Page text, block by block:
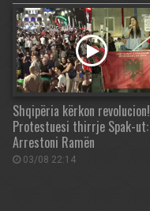
Shqipëria kërkon revolucion!
Protestuesi thirrje Spak-ut:
Arrestoni Ramën
03/08 22:14